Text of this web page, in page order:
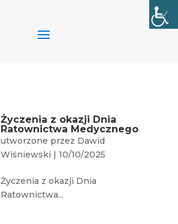
Życzenia z okazji Dnia
Ratownictwa Medycznego
utworzone przez Dawid
Wiśniewski |10/10/2025
Życzenia z okazji Dnia
Ratownictwa...